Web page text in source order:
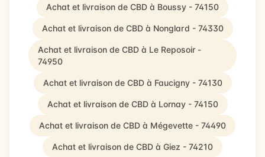
Achat et livraison de CBD à Boussy - 74150
Achat et livraison de CBD à Nonglard - 74330
Achat et livraison de CBD à Le Reposoir -
74950
Achat et livraison de CBD à Faucigny - 74130
Achat et livraison de CBD à Lornay - 74150
Achat et livraison de CBD à Mégevette - 74490
Achat et livraison de CBD à Giez - 74210